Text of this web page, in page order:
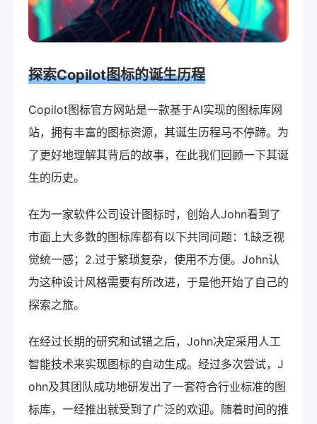
探索Copilot图标的诞生历程
Copilot图标官方网站是一款基于AI实现的图标库网
站，拥有丰富的图标资源，其诞生历程马不停蹄。为
了更好地理解其背后的故事，在此我们回顾一下其诞
生的历史。
在为一家软件公司设计图标时，创始人John看到了
市面上大多数的图标库都有以下共同问题：1.缺乏视
觉统一感；2.过于繁琐复杂，使用不方便。John认
为这种设计风格需要有所改进，于是他开始了自己的
探索之旅。
在经过长期的研究和试错之后，John决定采用人工
智能技术来实现图标的自动生成。经过多次尝试，J
ohn及其团队成功地研发出了一套符合行业标准的图
标库，一经推出就受到了广泛的欢迎。随着时间的推